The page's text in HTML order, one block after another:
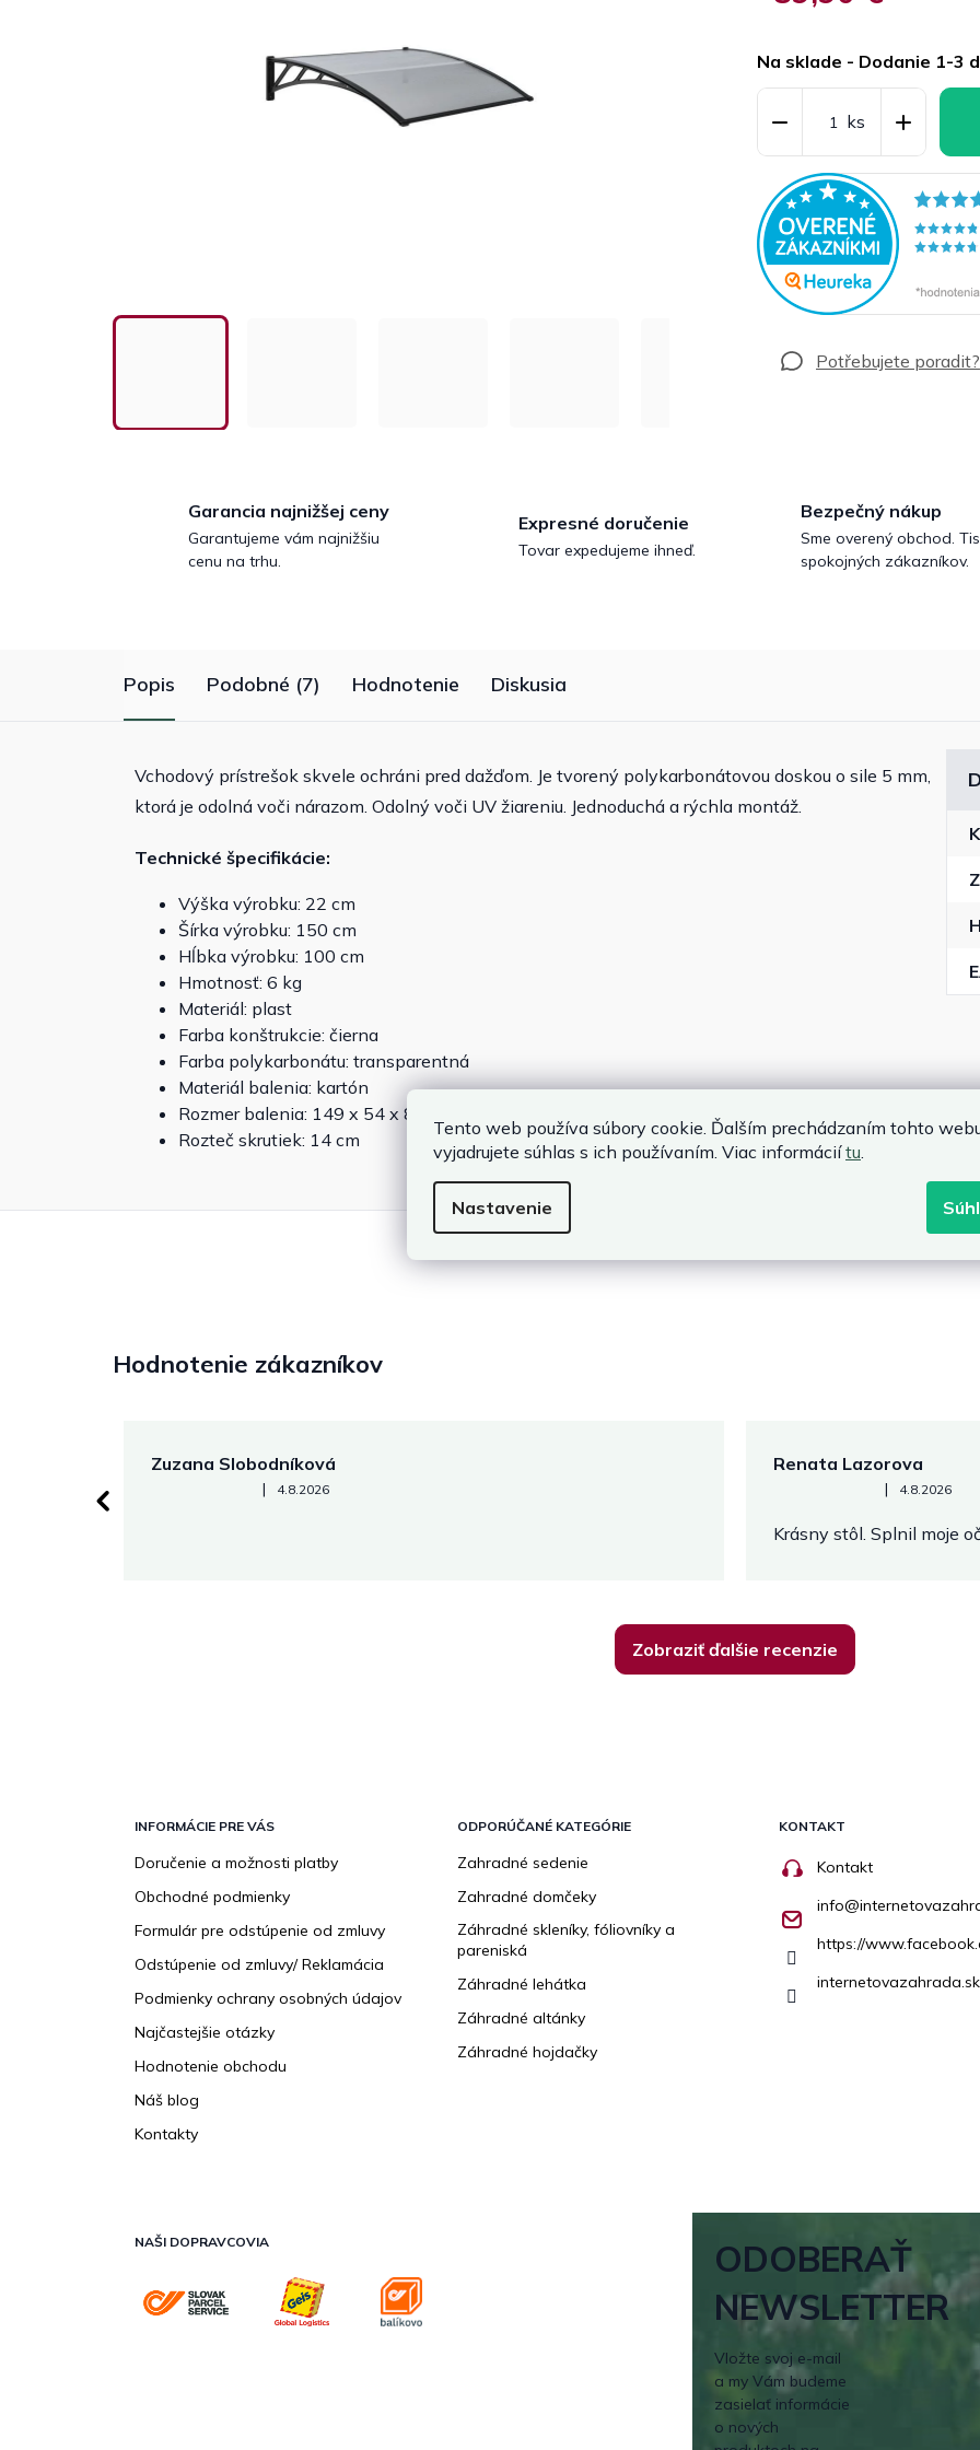
Tento web používa súbory cookie. Ďalším prechádzaním tohto
vyjadrujete súhlas s ich používaním. Viac informáciítu.
Nastavenie
cena:
Na sklade - Dodanie 1-3
Garancia najnižšej ceny
Garantujeme vám najnižšiu
cenu na trhu.
Expresné doručenie
Tovar expedujeme ihneď.
Bezpečný nákup
Sme overený obchod.
spokojných zákazníkov.
Popis Podobné (7) Hodnotenie Diskusia
Vchodový prístrešok skvele ochráni pred dažďom. Je tvorený polykarbonátovou doskou o sile 5 mm,
ktorá je odolná voči nárazom. Odolný voči UV žiareniu. Jednoduchá a rýchla montáž.
Technické špecifikácie:
Výška výrobku: 22 cm
Šírka výrobku: 150 cm
Hĺbka výrobku: 100 cm
Hmotnosť: 6 kg
Materiál: plast
Farba konštrukcie: čierna
Farba polykarbonátu: transparentná
Materiál balenia: kartón
Rozmer balenia: 149 x 54 x 8 cm
Rozteč skrutiek: 14 cm
Hodnotenie zákazníkov
Zuzana Slobodníková
Hodnotenie obchodu je 5 z 5 hviezdičiek.
| 4.8.2026
Renata Lazorova
Hodnotenie obchodu je 5 z
| 4.8.2026
Krásny stôl. Splnil moje
Zobraziť ďalšie recenzie
INFORMÁCIE PRE VÁS
Doručenie a možnosti platby
Obchodné podmienky
Formulár pre odstúpenie od zmluvy
Odstúpenie od zmluvy/ Reklamácia
Podmienky ochrany osobných údajov
Najčastejšie otázky
Hodnotenie obchodu
Náš blog
Kontakty
ODPORÚČANÉ KATEGÓRIE
Zahradné sedenie
Zahradné domčeky
Záhradné skleníky, fóliovníky a
pareniská
Záhradné lehátka
Záhradné altánky
Záhradné hojdačky
KONTAKT
Kontakt
info@
https://
internetovazahrada.sk
NAŠI DOPRAVCOVIA
ODOBERAŤ
NEWSLETTER
Vložte svoj e-mail
a my Vám budeme
zasielať informácie
o nových